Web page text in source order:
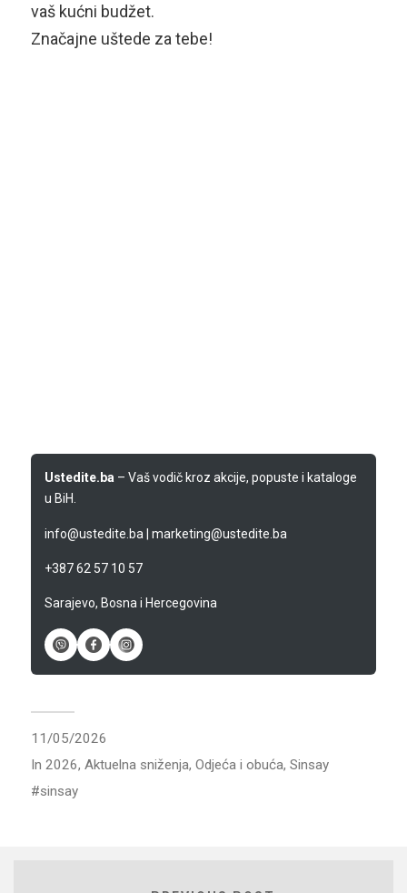
vaš kućni budžet.
Značajne uštede za tebe!
Ustedite.ba– Vaš vodič kroz akcije, popuste i kataloge
u BiH.
info@ustedite.ba marketing@ustedite.ba
+387 62 57 10 57
Sarajevo, Bosna i Hercegovina
11/05/2026
In 2026, Aktuelna sniženja, Odjeća i obuća, Sinsay
sinsay